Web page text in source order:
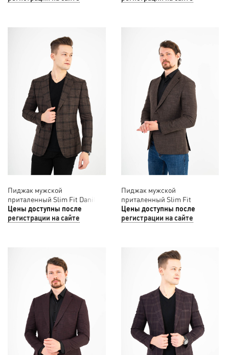
Пиджак мужской
приталенный Slim Fit Danilo
Barcelo 12/029
Цены доступны после
регистрации на сайте
Пиджак мужской
приталенный Slim Fit
SLAVASIO 12/030
Цены доступны после
регистрации на сайте